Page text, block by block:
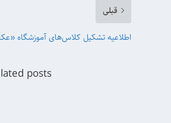
قبلی
اطلاعیه تشکیل کلاس‌های آموزشگاه
posts.